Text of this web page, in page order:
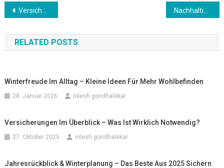
Beitrags-
Navigation
Versicherungen prüfen – Schutz aktuell halten
RELATED POSTS
Winterfreude Im Alltag – Kleine Ideen Für Mehr Wohlbefinden
28. Januar 2026 nilesh.gondhalekar
Versicherungen Im Überblick – Was Ist Wirklich Notwendig?
27. Oktober 2025 nilesh.gondhalekar
Jahresrückblick & Winterplanung – Das Beste Aus 2025 Sichern